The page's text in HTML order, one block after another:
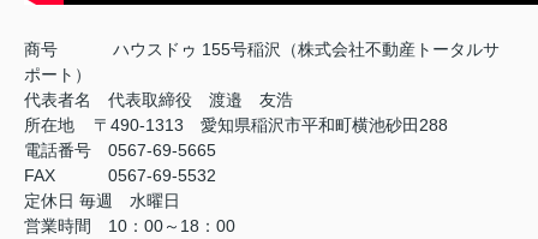
商号
ハウスドゥ 155号稲沢（株式会社不動産トータルサ
ポート）
代表者名 代表取締役 渡邉 友浩
所在地 〒490-1313 愛知県稲沢市平和町横池砂田288
電話番号 0567-69-5665
FAX
0567-69-5532
定休日 毎週 水曜日
営業時間 10：00～18：00